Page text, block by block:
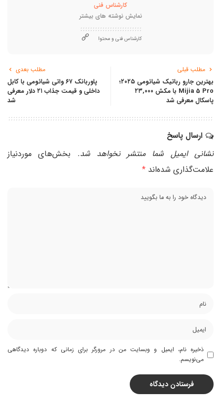
کارشناس فنی
نمایش نوشته های بیشتر
کارشناس فنی و محتوا
مطلب قبلی
بهترین جارو رباتیک شیائومی ۲۰۲۵؛
Mijia 5 Pro با مکش ۲۳,۰۰۰
پاسکال معرفی شد
مطلب بعدی
پاوربانک ۶۷ واتی شیائومی با کابل
داخلی و قیمت جذاب ۲۱ دلار معرفی
شد
ارسال پاسخ
نشانی ایمیل شما منتشر نخواهد شد.
بخش‌های موردنیاز
علامت‌گذاری شده‌اند *
ذخیره نام، ایمیل و وبسایت من در مرورگر برای زمانی که دوباره دیدگاهی
می‌نویسم.